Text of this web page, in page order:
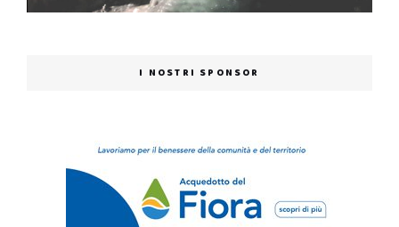
I NOSTRI SPONSOR